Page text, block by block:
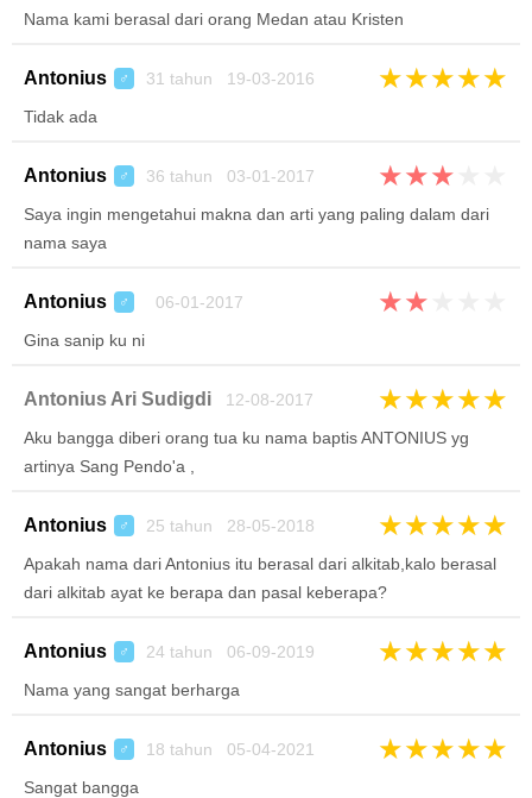
Nama kami berasal dari orang Medan atau Kristen
Antonius ♂ 31 tahun 19-03-2016 ★★★★★
Tidak ada
Antonius ♂ 36 tahun 03-01-2017 ★★★
Saya ingin mengetahui makna dan arti yang paling dalam dari
nama saya
Antonius ♂ 06-01-2017 ★★
Gina sanip ku ni
Antonius Ari Sudigdi 12-08-2017 ★★★★★
Aku bangga diberi orang tua ku nama baptis ANTONIUS yg
artinya Sang Pendo'a ,
Antonius ♂ 25 tahun 28-05-2018 ★★★★★
Apakah nama dari Antonius itu berasal dari alkitab,kalo berasal
dari alkitab ayat ke berapa dan pasal keberapa?
Antonius ♂ 24 tahun 06-09-2019 ★★★★★
Nama yang sangat berharga
Antonius ♂ 18 tahun 05-04-2021 ★★★★★
Sangat bangga